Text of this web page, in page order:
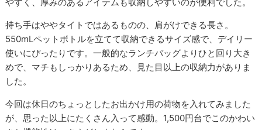
持ち手はややタイトではあるものの、肩がけできる長さ。
550mLペットボトルを立てて収納できるサイズ感で、デイリー
使いにぴったりです。一般的なランチバッグよりひと回り大き
めで、マチもしっかりあるため、見た目以上の収納力がありま
した。
今回は休日のちょっとしたお出かけ用の荷物を入れてみました
が、思った以上にたくさん入って感動。1,500円台でこのかわい